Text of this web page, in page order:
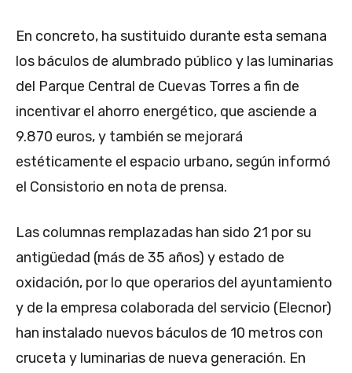
En concreto, ha sustituido durante esta semana
los báculos de alumbrado público y las luminarias
del Parque Central de Cuevas Torres a fin de
incentivar el ahorro energético, que asciende a
9.870 euros, y también se mejorará
estéticamente el espacio urbano, según informó
el Consistorio en nota de prensa.
Las columnas remplazadas han sido 21 por su
antigüedad (más de 35 años) y estado de
oxidación, por lo que operarios del ayuntamiento
y de la empresa colaborada del servicio (Elecnor)
han instalado nuevos báculos de 10 metros con
cruceta y luminarias de nueva generación. En